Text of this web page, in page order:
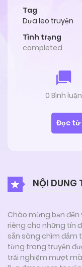
Tag
Dưa leo truyện
Tình trạng
completed
0 Bình luận
Đọc từ
NỘI DUNG
Chào mừng bạn đến
riêng cho những tín
sẵn sàng chìm đắm
từng trang truyện
trải nghiệm mượt